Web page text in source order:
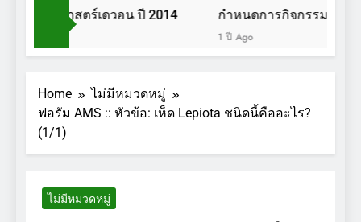
นพฤกษศาสตร์เดวอน ปี 2014 กำหนดการกิจกรรมการเ
1 ปี Ago
Home
ไม่มีหมวดหมู่
ฟอรัม AMS :: หัวข้อ: เห็ด Lepiota ชนิดนี้คืออะไร?
(1/1)
ไม่มีหมวดหมู่